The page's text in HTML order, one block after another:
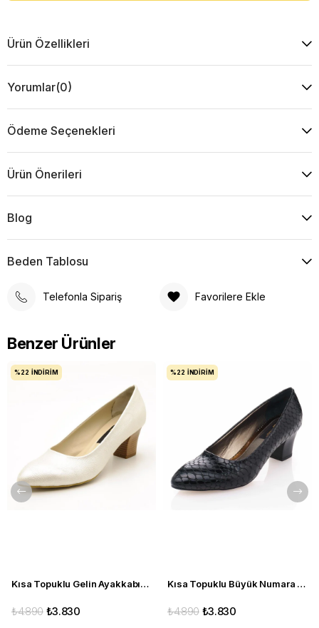
Ürün Özellikleri
Yorumlar(0)
Ödeme Seçenekleri
Ürün Önerileri
Blog
Beden Tablosu
Telefonla Sipariş Favorilere Ekle
Benzer Ürünler
Kısa Topuklu Gelin Ayakkabısı Büyük Numara 1023 Sedef - 1023 51012 SE-SEDEF
₺3.830
₺4.890
%22 İNDIRIM
Kısa Topuklu Büyük Numara Kadın Stiletto Abiye Ayakkabı 1023 Siyah - 1023 51012 siy-SİYAH
₺3.830
₺4.890
%22 İNDIRIM